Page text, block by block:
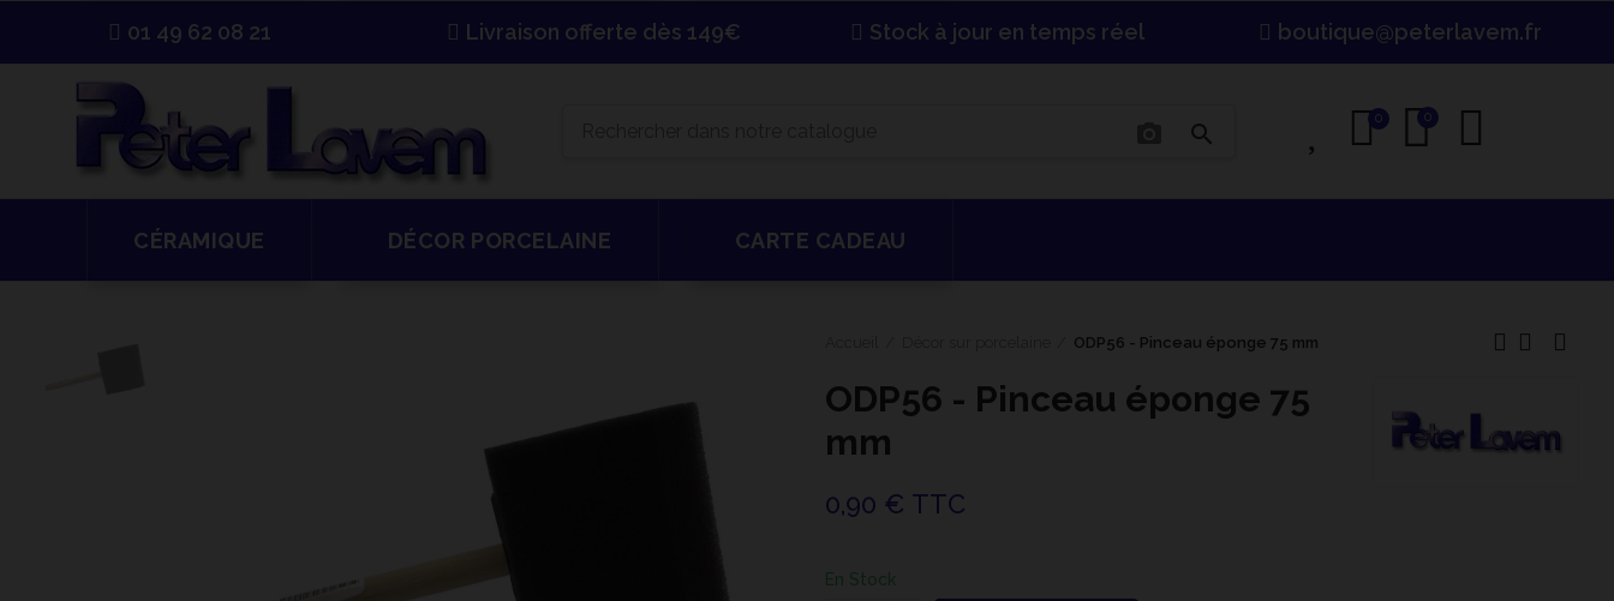
01 49 62 08 21 Livraison offerte dès 149€ Stock à jour en temps réel boutique@peterlavem.fr
search
0 0
CÉRAMIQUE DÉCOR PORCELAINE CARTE CADEAU
ODP56 - Pinceau éponge 75 mm
ODP56 - Pinceau éponge 75
mm
0,90 € TTC
En Stock